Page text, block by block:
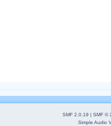
SMF 2.0.19 | SMF ©
Simple Audio